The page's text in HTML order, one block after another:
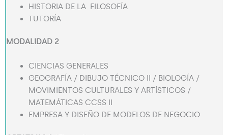
HISTORIA DE LA FILOSOFÍA
TUTORÍA
MODALIDAD 2
CIENCIAS GENERALES
GEOGRAFÍA / DIBUJO TÉCNICO II / BIOLOGÍA /
MOVIMIENTOS CULTURALES Y ARTÍSTICOS /
MATEMÁTICAS CCSS II
EMPRESA Y DISEÑO DE MODELOS DE NEGOCIO